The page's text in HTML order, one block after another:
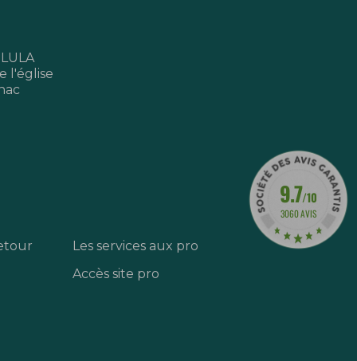
l'église
Les services aux pro
Accès site pro
9.7/10
3060 AVIS